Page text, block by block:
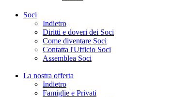
Soci
Indietro
Diritti e doveri dei Soci
Come diventare Soci
Contatta l'Ufficio Soci
Assemblea Soci
La nostra offerta
Indietro
Famiglie e Privati